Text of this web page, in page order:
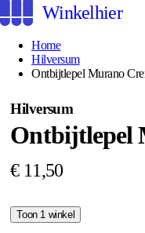
Winkelhier
Home
Hilversum
Ontbijtlepel Murano
Hilversum
Ontbijtlepel
€ 11,50
Toon 1 winkel